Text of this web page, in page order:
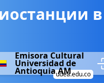
в
Emisora Cultural
Universidad de
Antioquia AMudea.edu.co